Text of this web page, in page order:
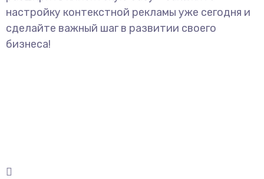
настройку контекстной рекламы уже сегодня и
сделайте важный шаг в развитии своего
бизнеса!